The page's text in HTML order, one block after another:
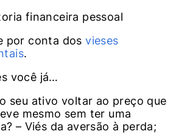
por conta dosvieses
.
você já…
seu ativo voltar ao preço que
mesmo sem ter uma
– Viés da aversão à perda;